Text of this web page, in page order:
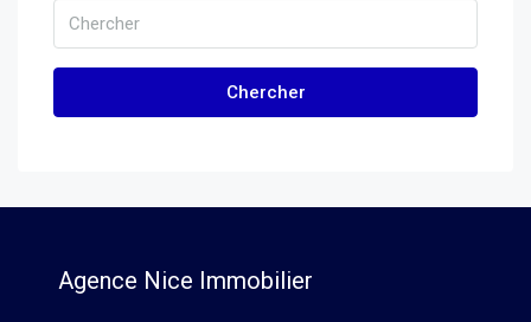
Chercher
Agence Nice Immobilier